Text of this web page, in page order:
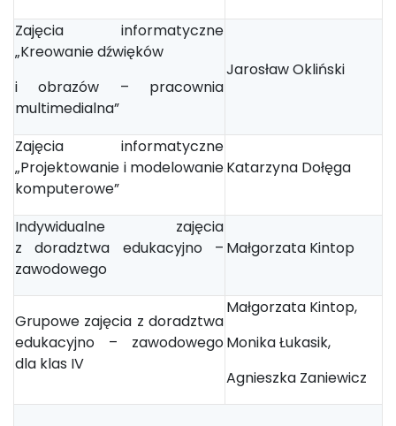
Zajęcia informatyczne
„Kreowanie dźwięków
i obrazów – pracownia
multimedialna”
Jarosław Okliński
Zajęcia informatyczne
„Projektowanie i modelowanie
komputerowe”
Katarzyna Dołęga
Indywidualne zajęcia
z doradztwa edukacyjno –
zawodowego
Małgorzata Kintop
Grupowe zajęcia z doradztwa
edukacyjno – zawodowego
dla klas IV
Małgorzata Kintop,
Monika Łukasik,
Agnieszka Zaniewicz